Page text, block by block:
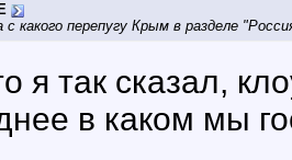
какого перепугу Крым в разделе
я так сказал,
в каком мы